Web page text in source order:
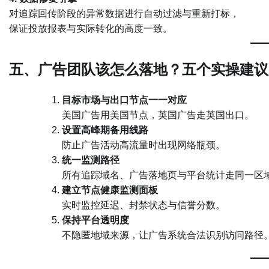
对追踪回传阶段的异常数据进行自动过滤与重新打标，
保证投放报表与实际转化的高度一致。
五、广告团队该怎么落地？五个实操建议
目标市场与出口节点一一对应
美国广告用美国节点，英国广告走英国出口。
设置高峰期备用线路
防止广告活动高流量时出现网络瓶颈。
统一监测路径
所有追踪域名、广告落地页与平台统计走同一区
建立节点健康监测面板
实时监控延迟、封禁状态与信誉分数。
保持平台透明度
不隐匿地域来源，让广告系统合法识别访问路径。